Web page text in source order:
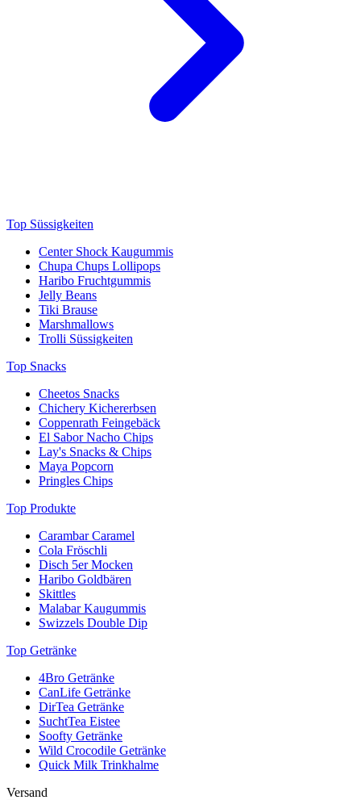
Top Süssigkeiten
Center Shock Kaugummis
Chupa Chups Lollipops
Haribo Fruchtgummis
Jelly Beans
Tiki Brause
Marshmallows
Trolli Süssigkeiten
Top Snacks
Cheetos Snacks
Chichery Kichererbsen
Coppenrath Feingebäck
El Sabor Nacho Chips
Lay's Snacks & Chips
Maya Popcorn
Pringles Chips
Top Produkte
Carambar Caramel
Cola Fröschli
Disch 5er Mocken
Haribo Goldbären
Skittles
Malabar Kaugummis
Swizzels Double Dip
Top Getränke
4Bro Getränke
CanLife Getränke
DirTea Getränke
SuchtTea Eistee
Soofty Getränke
Wild Crocodile Getränke
Quick Milk Trinkhalme
Versand